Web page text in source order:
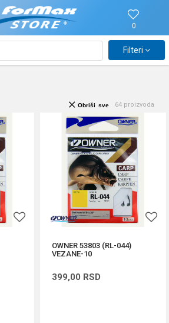
0
Filteri
64 proizvoda
Obriši sve
OWNER 53803 (RL-044)
VEZANE-10
399,00 RSD